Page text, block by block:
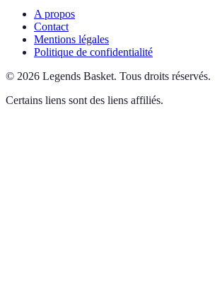
A propos
Contact
Mentions légales
Politique de confidentialité
© 2026 Legends Basket. Tous droits réservés.
Certains liens sont des liens affiliés.